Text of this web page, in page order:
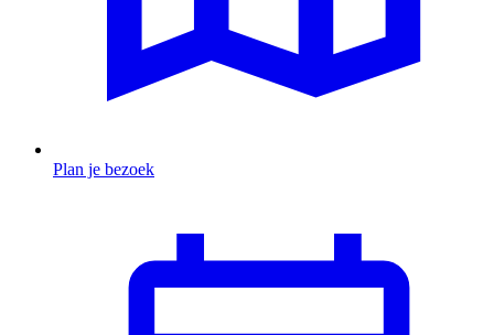
Plan je bezoek